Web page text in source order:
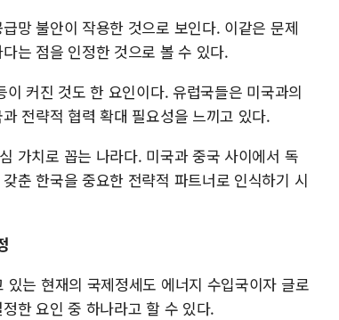
망 불안이 작용한 것으로 보인다. 이같은 문제
는 점을 인정한 것으로 볼 수 있다.
커진 것도 한 요인이다. 유럽국들은 미국과의
전략적 협력 확대 필요성을 느끼고 있다.
가치로 꼽는 나라다. 미국과 중국 사이에서 독
춘 한국을 중요한 전략적 파트너로 인식하기 시
는 현재의 국제정세도 에너지 수입국이자 글로
한 요인 중 하나라고 할 수 있다.